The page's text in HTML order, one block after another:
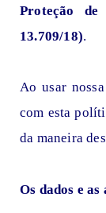
Proteção
13.709/18).
Ao usar
com esta
da maneira
Os dados e